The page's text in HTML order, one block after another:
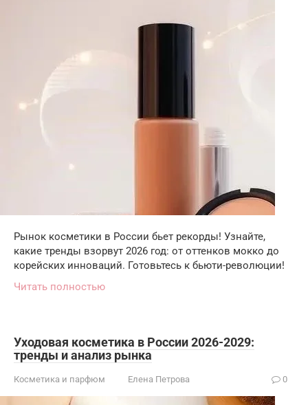
Рынок косметики в России бьет рекорды! Узнайте,
какие тренды взорвут 2026 год: от оттенков мокко до
корейских инноваций. Готовьтесь к бьюти-революции!
Читать полностью
Уходовая косметика в России 2026-2029:
тренды и анализ рынка
Косметика и парфюм Елена Петрова 0